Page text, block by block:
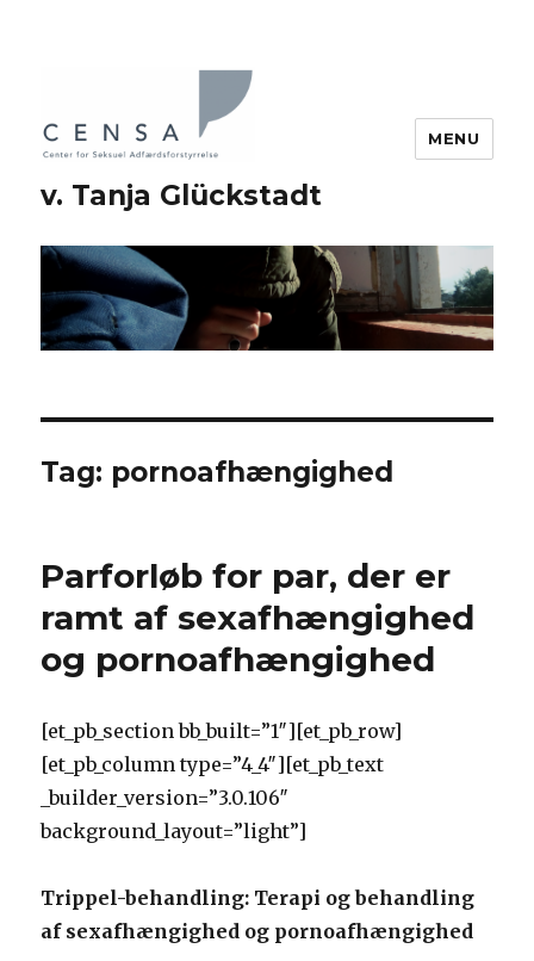
v. Tanja Glückstadt
MENU
Tag: pornoafhængighed
Parforløb for par, der er
ramt af sexafhængighed
og pornoafhængighed
[et_pb_section bb_built=”1″][et_pb_row]
[et_pb_column type=”4_4″][et_pb_text
_builder_version=”3.0.106″
background_layout=”light”]
Trippel-behandling: Terapi og behandling
af sexafhængighed og pornoafhængighed